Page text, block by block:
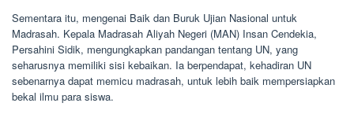
Sementara itu, mengenai Baik dan Buruk Ujian Nasional untuk
Madrasah. Kepala Madrasah Aliyah Negeri (MAN) Insan Cendekia,
Persahini Sidik, mengungkapkan pandangan tentang UN, yang
seharusnya memiliki sisi kebaikan. Ia berpendapat, kehadiran UN
sebenarnya dapat memicu madrasah, untuk lebih baik mempersiapkan
bekal ilmu para siswa.